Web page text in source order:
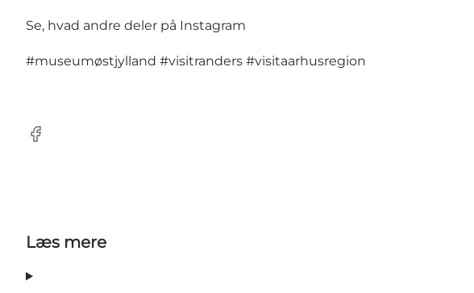
Se, hvad andre deler på Instagram
#museumøstjylland #visitranders #visitaarhusregion
Facebook
Læs mere